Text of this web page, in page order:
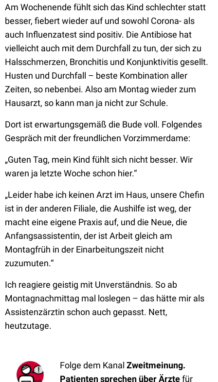
Am Wochenende fühlt sich das Kind schlechter statt
besser, fiebert wieder auf und sowohl Corona- als
auch Influenzatest sind positiv. Die Antibiose hat
vielleicht auch mit dem Durchfall zu tun, der sich zu
Halsschmerzen, Bronchitis und Konjunktivitis gesellt.
Husten und Durchfall – beste Kombination aller
Zeiten, so nebenbei. Also am Montag wieder zum
Hausarzt, so kann man ja nicht zur Schule.
Dort ist erwartungsgemäß die Bude voll. Folgendes
Gespräch mit der freundlichen Vorzimmerdame:
„Guten Tag, mein Kind fühlt sich nicht besser. Wir
waren ja letzte Woche schon hier.“
„Leider habe ich keinen Arzt im Haus, unsere Chefin
ist in der anderen Filiale, die Aushilfe ist weg, der
macht eine eigene Praxis auf, und die Neue, die
Anfangsassistentin, der ist Arbeit gleich am
Montagfrüh in der Einarbeitungszeit nicht
zuzumuten.“
Ich reagiere geistig mit Unverständnis. So ab
Montagnachmittag mal loslegen – das hätte mir als
Assistenzärztin schon auch gepasst. Nett,
heutzutage.
Folge dem Kanal Zweitmeinung.
Patienten sprechen über Ärztefür